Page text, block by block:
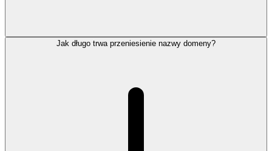
Jak długo trwa przeniesienie nazwy domeny?